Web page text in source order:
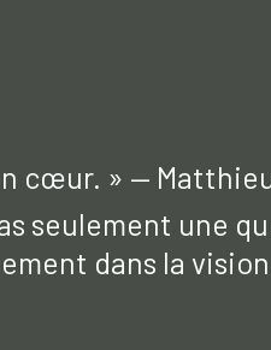
cœur. » —
seulement une
dans la